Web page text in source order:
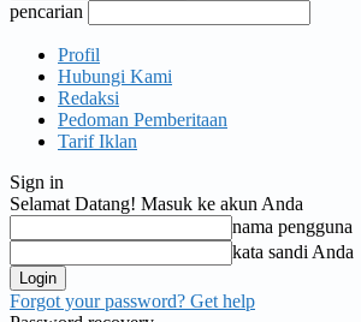
pencarian
Profil
Hubungi Kami
Redaksi
Pedoman Pemberitaan
Tarif Iklan
Sign in
Selamat Datang! Masuk ke akun Anda
nama pengguna
kata sandi Anda
Forgot your password? Get help